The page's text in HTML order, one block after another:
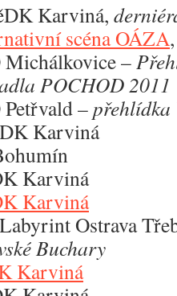
Karviná,
scéna OÁZA
–
POCHOD 2011
–přehlídka
Karviná
Karviná
Karviná
Ostrava
Buchary
Karviná